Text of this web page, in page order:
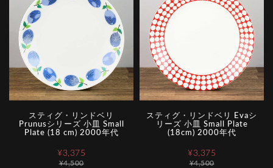
スティグ・リンドベリ
Prunusシリーズ 小皿 Small
Plate (18 cm) 2000年代
¥4,500
¥3,375
スティグ・リンドベリ Evaシ
リーズ 小皿 Small Plate
(18cm) 2000年代
¥4,500
¥3,375